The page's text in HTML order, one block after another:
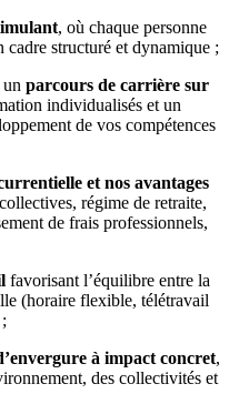
, où chaque personne
cadre structuré et dynamique ;
parcours de carrière sur
individualisés et un
de vos compétences
et nos avantages
régime de retraite,
de frais professionnels,
favorisant l’équilibre entre la
(horaire flexible, télétravail
à impact concret,
des collectivités et